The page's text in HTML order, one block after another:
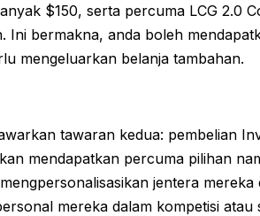
$150, serta percuma LCG 2.0
Ini bermakna, anda boleh
mengeluarkan belanja tambahan.
tawaran kedua: pembelian
mendapatkan percuma pilihan
jentera mereka
mereka dalam kompetisi atau